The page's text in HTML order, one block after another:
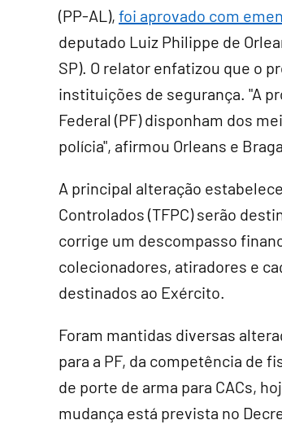
(PP-AL), foi aprovado com
deputado Luiz Philippe de
SP). O relator enfatizou que o
instituições de segurança. "A
Federal (PF) disponham dos
polícia", afirmou Orleans e
A principal alteração
Controlados (TFPC) serão
corrige um descompasso
colecionadores, atiradores e
destinados ao Exército.
Foram mantidas diversas
para a PF, da competência de
de porte de arma para CACs,
mudança está prevista no